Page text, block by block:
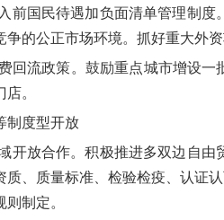
前国民待遇加负面清单管理制
争的公正市场环境。抓好重大外
回流政策。鼓励重点城市增设
。
制度型开放
开放合作。积极推进多双边自
质、质量标准、检验检疫、认证
制定。